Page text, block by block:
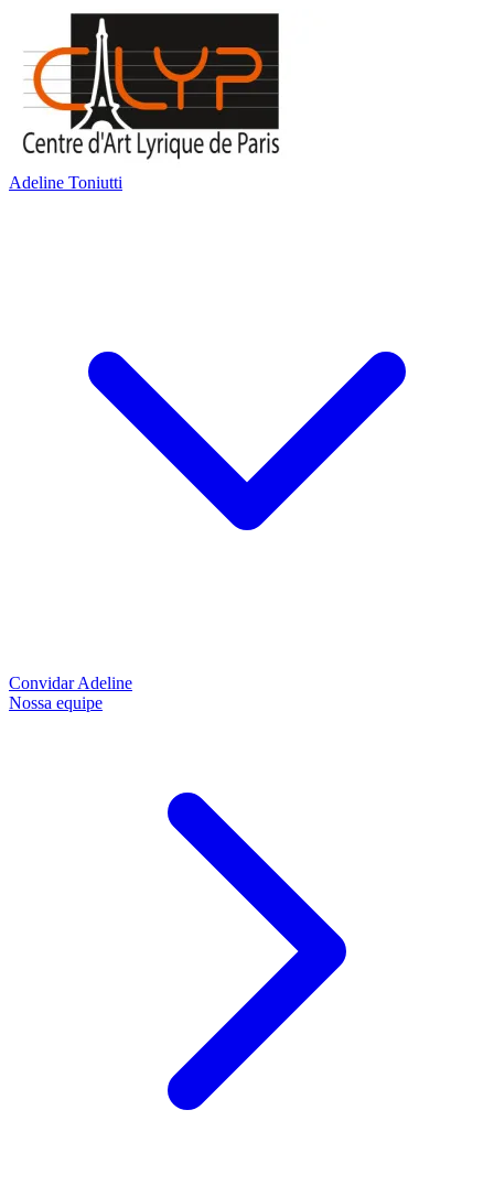
Adeline Toniutti
Convidar Adeline
Nossa equipe